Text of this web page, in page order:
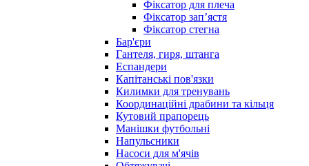
Фіксатор для плеча
Фіксатор запʼястя
Фіксатор стегна
Бар'єри
Гантеля, гиря, штанга
Еспандери
Капітанські пов'язки
Килимки для тренувань
Координаційні драбини та кільця
Кутовий прапорець
Манішки футбольні
Напульсники
Насоси для м'ячів